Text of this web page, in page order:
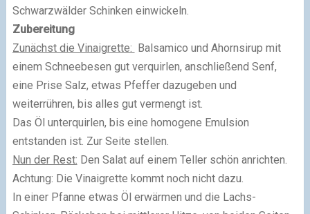
Schwarzwälder Schinken einwickeln.
Zubereitung
Zunächst die Vinaigrette: Balsamico und Ahornsirup mit
einem Schneebesen gut verquirlen, anschließend Senf,
eine Prise Salz, etwas Pfeffer dazugeben und
weiterrühren, bis alles gut vermengt ist.
Das Öl unterquirlen, bis eine homogene Emulsion
entstanden ist. Zur Seite stellen.
Nun der Rest: Den Salat auf einem Teller schön anrichten.
Achtung: Die Vinaigrette kommt noch nicht dazu.
In einer Pfanne etwas Öl erwärmen und die Lachs-